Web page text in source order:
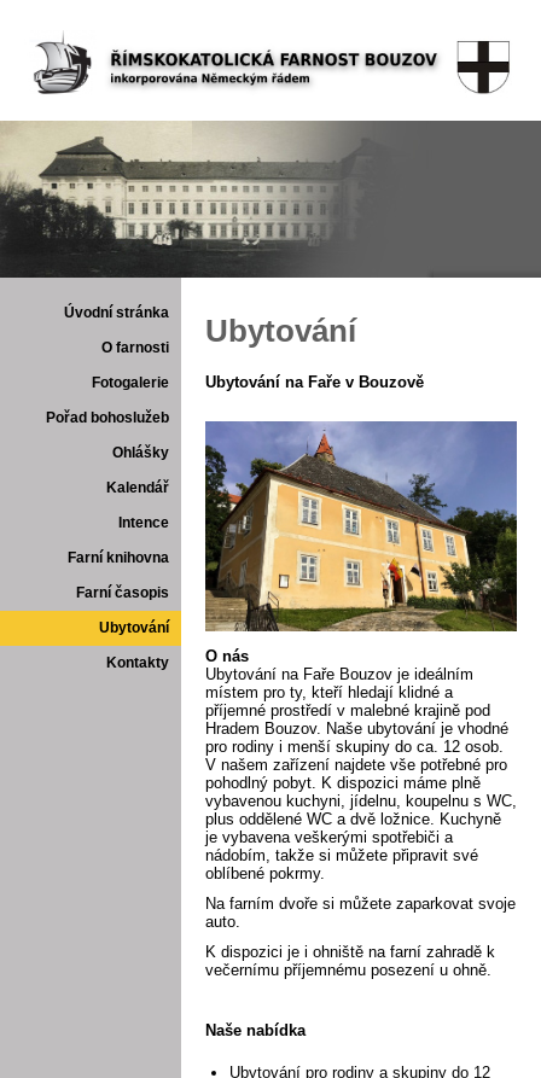
Úvodní stránka
O farnosti
Fotogalerie
Pořad bohoslužeb
Ohlášky
Kalendář
Intence
Farní knihovna
Farní časopis
Ubytování
Kontakty
Ubytování
Ubytování na Faře v Bouzově
O nás
Ubytování na Faře Bouzov je ideálním
místem pro ty, kteří hledají klidné a
příjemné prostředí v malebné krajině pod
Hradem Bouzov. Naše ubytování je vhodné
pro rodiny i menší skupiny do ca. 12 osob.
V našem zařízení najdete vše potřebné pro
pohodlný pobyt. K dispozici máme plně
vybavenou kuchyni, jídelnu, koupelnu s WC,
plus oddělené WC a dvě ložnice. Kuchyně
je vybavena veškerými spotřebiči a
nádobím, takže si můžete připravit své
oblíbené pokrmy.
Na farním dvoře si můžete zaparkovat svoje
auto.
K dispozici je i ohniště na farní zahradě k
večernímu příjemnému posezení u ohně.
Naše nabídka
Ubytování pro rodiny a skupiny do 12